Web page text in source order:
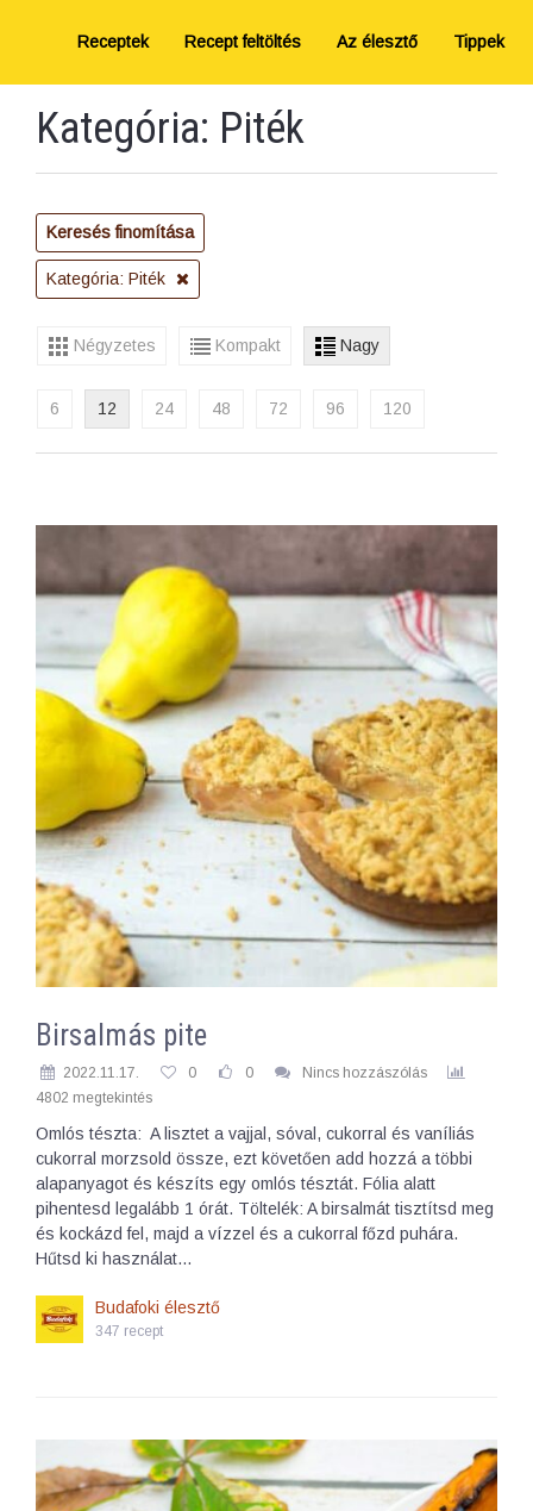
Receptek Recept feltöltés Az élesztő Tippek
Kategória: Piték
Keresés finomítása
Kategória: Piték
Négyzetes Kompakt Nagy
6 12 24 48 72 96 120
Birsalmás pite
2022.11.17. 0 0
Nincs hozzászólás
4802 megtekintés
Omlós tészta: A lisztet a vajjal, sóval, cukorral és vaníliás
cukorral morzsold össze, ezt követően add hozzá a többi
alapanyagot és készíts egy omlós tésztát. Fólia alatt
pihentesd legalább 1 órát. Töltelék: A birsalmát tisztítsd meg
és kockázd fel, majd a vízzel és a cukorral főzd puhára.
Hűtsd ki használat…
Budafoki élesztő
347 recept